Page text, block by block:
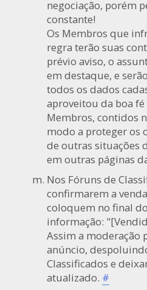
negociação, porém
constante!
Os Membros que
regra terão suas
prévio aviso, o
em destaque, e
todos os dados
aproveitou da boa
Membros, contidos
modo a proteger os
de outras situações
em outras páginas
Nos Fóruns de
confirmarem a
coloquem no final
informação:
Assim a moderação
anúncio,
Classificados e
atualizado. #